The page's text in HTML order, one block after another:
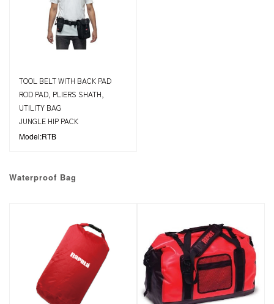
TOOL BELT WITH BACK PAD
ROD PAD, PLIERS SHATH,
UTILITY BAG
JUNGLE HIP PACK
Model:RTB
Waterproof Bag